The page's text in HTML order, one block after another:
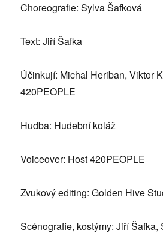
Choreografie: Sylva Šafková
Text: Jiří Šafka
Účinkují: Michal Heriban, Viktor
420PEOPLE
Hudba: Hudební koláž
Voiceover: Host 420PEOPLE
Zvukový editing: Golden Hive
Scénografie, kostýmy: Jiří Šafka,